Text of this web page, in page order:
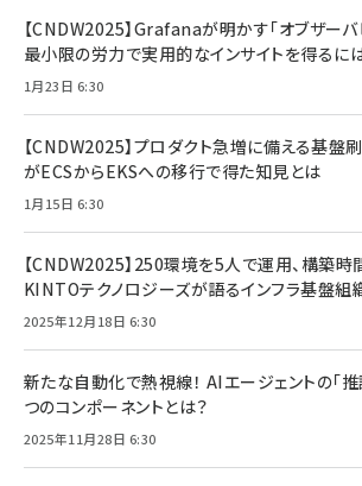
【CNDW2025】Grafanaが明かす「オブザーバ
最小限の労力で実用的なインサイトを得るに
1月23日 6:30
【CNDW2025】プロダクト急増に備える基盤
がECSからEKSへの移行で得た知見とは
1月15日 6:30
【CNDW2025】250環境を5人で運用、構築
KINTOテクノロジーズが語るインフラ基盤組
2025年12月18日 6:30
新たな自動化で熱視線！ AIエージェントの「
つのコンポーネントとは？
2025年11月28日 6:30